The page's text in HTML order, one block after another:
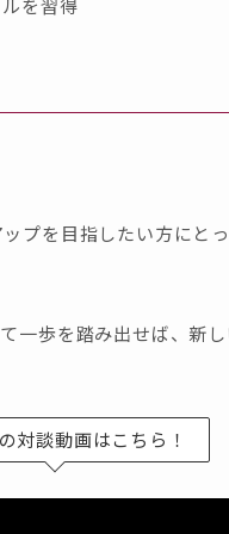
を習得
プを目指したい方にと
一歩を踏み出せば、新
対談動画はこちら！